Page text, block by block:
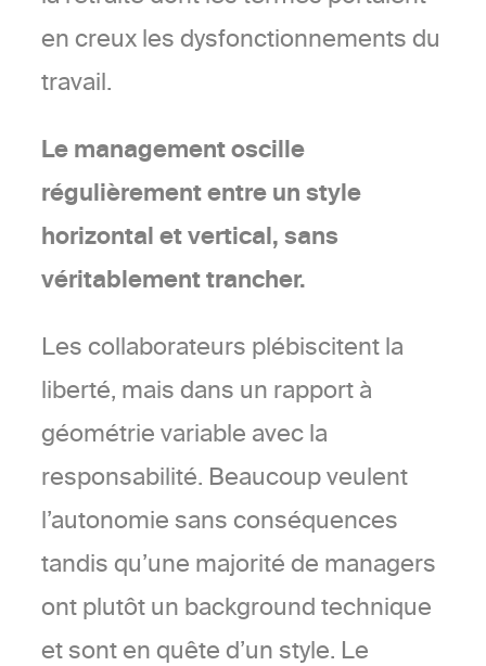
en creux les dysfonctionnements du
travail.
Le management oscille
régulièrement entre un style
horizontal et vertical, sans
véritablement trancher.
Les collaborateurs plébiscitent la
liberté, mais dans un rapport à
géométrie variable avec la
responsabilité. Beaucoup veulent
l’autonomie sans conséquences
tandis qu’une majorité de managers
ont plutôt un background technique
et sont en quête d’un style. Le